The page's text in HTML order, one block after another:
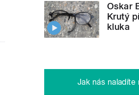
Oskar
Krutý
kluka
Jak nás naladíte